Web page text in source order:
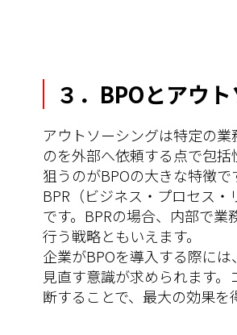
３．BPOとアウ
アウトソーシングは特定の
のを外部へ依頼する点で包
狙うのがBPOの大きな特徴で
BPR（ビジネス・プロセス
です。BPRの場合、内部で
行う戦略ともいえます。
企業がBPOを導入する際に
見直す意識が求められます
断することで、最大の効果を